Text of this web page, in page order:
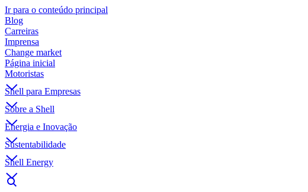
Ir para o conteúdo principal
Blog
Carreiras
Imprensa
Change market
Página inicial
Motoristas
Shell para Empresas
Sobre a Shell
Energia e Inovação
Sustentabilidade
Shell Energy